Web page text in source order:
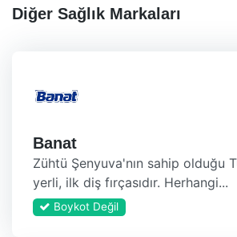
Diğer Sağlık Markaları
Banat
Zühtü Şenyuva'nın sahip olduğu
yerli, ilk diş fırçasıdır. Herhangi...
Boykot Değil